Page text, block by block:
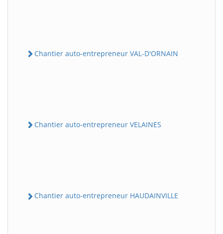
Chantier auto-entrepreneur VAL-D'ORNAIN
Chantier auto-entrepreneur VELAINES
Chantier auto-entrepreneur HAUDAINVILLE